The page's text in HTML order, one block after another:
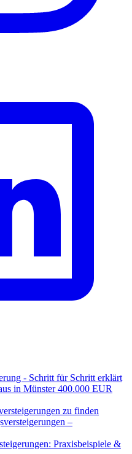
- Schritt für Schritt erklärt
in Münster 400.000 EUR
zu finden
–
Praxisbeispiele &